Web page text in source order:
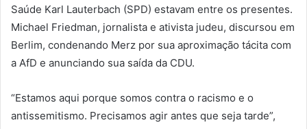
Saúde Karl Lauterbach (SPD) estavam entre os presentes.
Michael Friedman, jornalista e ativista judeu, discursou em
Berlim, condenando Merz por sua aproximação tácita com
a AfD e anunciando sua saída da CDU.
“Estamos aqui porque somos contra o racismo e o
antissemitismo. Precisamos agir antes que seja tarde”,